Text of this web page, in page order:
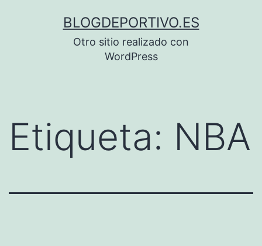
BLOGDEPORTIVO.ES
Otro sitio realizado con
WordPress
Etiqueta: NBA